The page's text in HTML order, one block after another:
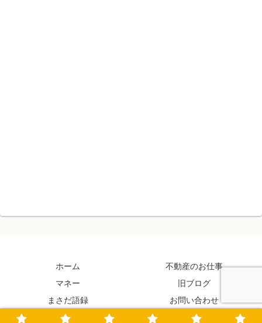
ホーム
不動産のお仕事
マネー
旧ブログ
まさだ語録
お問い合わせ
Copyright © 2019-2026 まさだ嫁日記 All Rights Reserved.